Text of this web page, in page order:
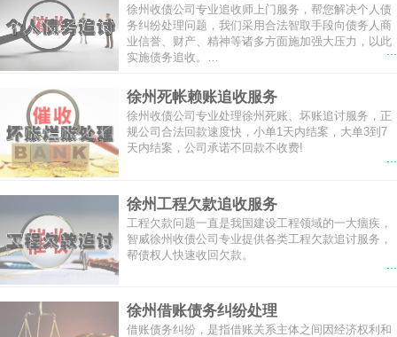
徐州收债公司专业追收师上门服务，帮您解决个人债
务纠纷处理问题，我们采用合法智取手段向债务人商
业信誉、财产、精神等诸多方面施加强大压力，以此
实施债务追收。…
...
徐州死帐赖账追收服务
徐州收债公司专业处理徐州死账、坏账追讨服务，正
规公司合法回款速度快，小单1天内结案，大单3到7
天内结案，公司承诺不回款不收费!
徐州工程欠款追收服务
工程欠款问题一直是我国建设工程领域的一大痼疾，
智威徐州收债公司专业提供各类工程欠款追讨服务，
帮债权人快速收回欠款。
徐州借账债务纠纷处理
借账债务纠纷，是指借账关系主体之间因经济权利和